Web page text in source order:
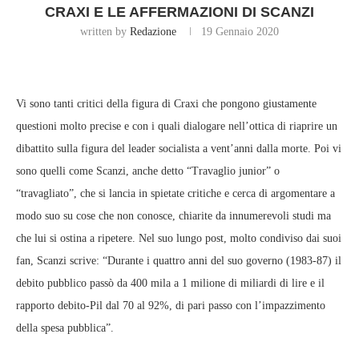
CRAXI E LE AFFERMAZIONI DI SCANZI
written by Redazione 19 Gennaio 2020
Vi sono tanti critici della figura di Craxi che pongono giustamente
questioni molto precise e con i quali dialogare nell’ottica di riaprire un
dibattito sulla figura del leader socialista a vent’anni dalla morte. Poi vi
sono quelli come Scanzi, anche detto “Travaglio junior” o
“travagliato”, che si lancia in spietate critiche e cerca di argomentare a
modo suo su cose che non conosce, chiarite da innumerevoli studi ma
che lui si ostina a ripetere. Nel suo lungo post, molto condiviso dai suoi
fan, Scanzi scrive: “Durante i quattro anni del suo governo (1983-87) il
debito pubblico passò da 400 mila a 1 milione di miliardi di lire e il
rapporto debito-Pil dal 70 al 92%, di pari passo con l’impazzimento
della spesa pubblica”.